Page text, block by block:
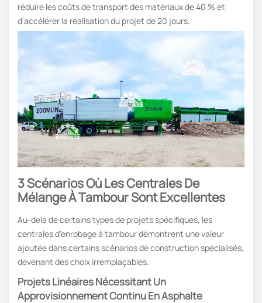
réduire les coûts de transport des matériaux de 40 % et
d'accélérer la réalisation du projet de 20 jours.
3Scénarios Où Les Centrales De
Mélange À Tambour Sont Excellentes
Au-delà de certains types de projets spécifiques, les
centrales d'enrobage à tambour démontrent une valeur
ajoutée dans certains scénarios de construction spécialisés,
devenant des choix irremplaçables.
Projets Linéaires Nécessitant Un
Approvisionnement Continu En Asphalte